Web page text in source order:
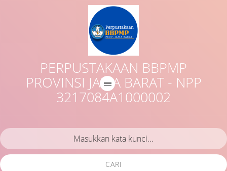
PERPUSTAKAAN BBPMP
PROVINSI JAWA BARAT - NPP
3217084A1000002
CARI